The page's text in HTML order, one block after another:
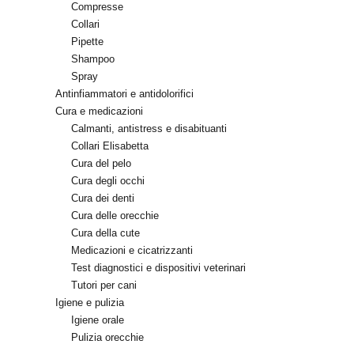
Compresse
Collari
Pipette
Shampoo
Spray
Antinfiammatori e antidolorifici
Cura e medicazioni
Calmanti, antistress e disabituanti
Collari Elisabetta
Cura del pelo
Cura degli occhi
Cura dei denti
Cura delle orecchie
Cura della cute
Medicazioni e cicatrizzanti
Test diagnostici e dispositivi veterinari
Tutori per cani
Igiene e pulizia
Igiene orale
Pulizia orecchie